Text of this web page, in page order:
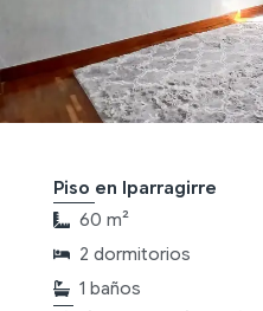
Piso en Iparragirre
60 m²
2 dormitorios
1 baños